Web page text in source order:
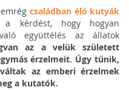
családban élő kutyák
kérdést, hogy hogyan
együttélés az állatok
az a velük született
érzelmeit. Úgy tűnik,
az emberi érzelmek
a kutatók.